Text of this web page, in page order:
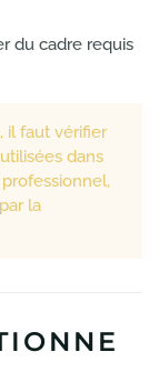
du cadre requis
il faut vérifier
dans
la